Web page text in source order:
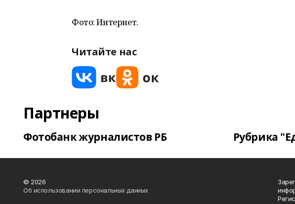
Фото: Интернет.
Читайте нас
Партнеры
Фотобанк журналистов РБ Рубрика
© 2026
Об использовании персональных данных